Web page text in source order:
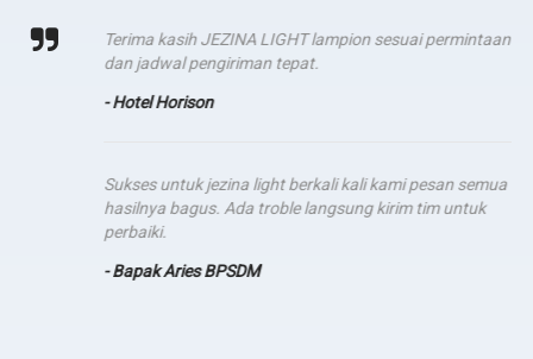
Terima kasih JEZINA LIGHT lampion sesuai permintaan
dan jadwal pengiriman tepat.
- Hotel Horison
Sukses untuk jezina light berkali kali kami pesan semua
hasilnya bagus. Ada troble langsung kirim tim untuk
perbaiki.
- Bapak Aries BPSDM